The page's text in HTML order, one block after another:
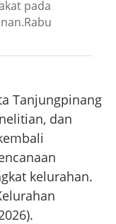
pada
Tanjungpinang
dan
kelurahan.